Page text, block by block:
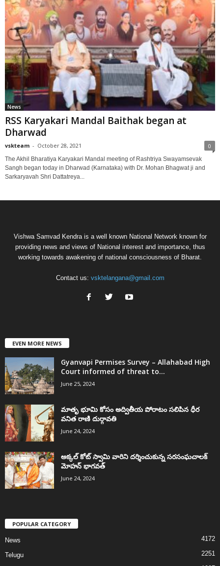
News
RSS Karyakari Mandal Baithak began at
Dharwad
vskteam - October 28, 2021 0
The Akhil Bharatiya Karyakari Mandal meeting of Rashtriya Swayamsevak
Sangh began today in Dharwad (Karnataka) with Dr. Mohan Bhagwat ji and
Sarkaryavah Shri Dattatreya...
Vishwa Samvad Kendra is a well known National Network known for
providing news and views of National interest and importance, thus
working towards awakening of national consciousness of Bharat.
Contact us: vsktelangana@gmail.com
EVEN MORE NEWS
Gyanvapi Permises Survey – Allahabad High
Court informed of threat to...
June 25, 2024
మాతృ భూమి కోసం అద్వితీయ పోరాటం సలిపిన ధీర
వనిత రాణి దుర్గావతి
June 24, 2024
అక్కల్‌ కోట్‌ స్వామి వారిని దర్శించుకున్న సరసంఘచాలక్
మోహన్ భాగవత్
June 24, 2024
POPULAR CATEGORY
News 4172
Telugu 2251